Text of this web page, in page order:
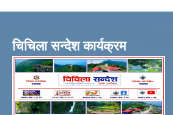
चिचिला सन्देश कार्यक्रम